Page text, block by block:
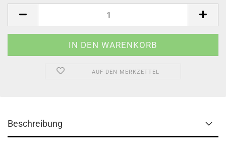
AUF DEN MERKZETTEL
Beschreibung